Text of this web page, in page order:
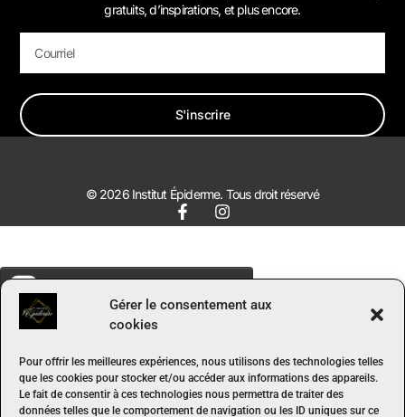
Gérer le consentement aux
cookies
Pour offrir les meilleures expériences, nous utilisons des technologies telles
que les cookies pour stocker et/ou accéder aux informations des appareils.
Le fait de consentir à ces technologies nous permettra de traiter des
données telles que le comportement de navigation ou les ID uniques sur ce
gratuits, d’inspirations, et plus encore.
S'inscrire
© 2026 Institut Épiderme. Tous droit réservé